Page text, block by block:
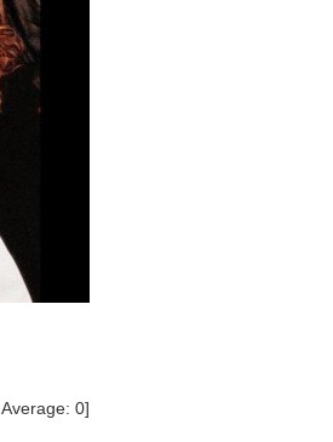
Average:0]